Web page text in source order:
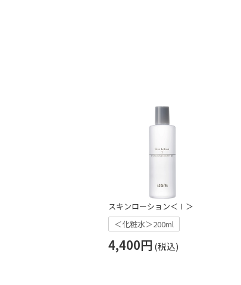
スキンローション＜Ⅰ＞
＜化粧水＞200ml
4,400円